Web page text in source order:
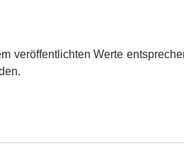
veröffentlichten Werte